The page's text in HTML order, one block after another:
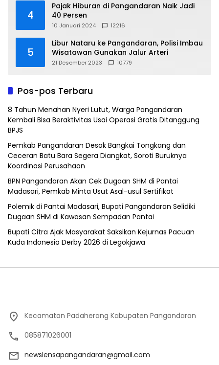
4
Pajak Hiburan di Pangandaran Naik Jadi
40 Persen
10 Januari 2024 12216
5
Libur Nataru ke Pangandaran, Polisi Imbau
Wisatawan Gunakan Jalur Arteri
21 Desember 2023 10779
Pos-pos Terbaru
8 Tahun Menahan Nyeri Lutut, Warga Pangandaran
Kembali Bisa Beraktivitas Usai Operasi Gratis Ditanggung
BPJS
Pemkab Pangandaran Desak Bangkai Tongkang dan
Ceceran Batu Bara Segera Diangkat, Soroti Buruknya
Koordinasi Perusahaan
BPN Pangandaran Akan Cek Dugaan SHM di Pantai
Madasari, Pemkab Minta Usut Asal-usul Sertifikat
Polemik di Pantai Madasari, Bupati Pangandaran Selidiki
Dugaan SHM di Kawasan Sempadan Pantai
Bupati Citra Ajak Masyarakat Saksikan Kejurnas Pacuan
Kuda Indonesia Derby 2026 di Legokjawa
Kecamatan Padaherang Kabupaten Pangandaran
085871026001
newslensapangandaran@gmail.com